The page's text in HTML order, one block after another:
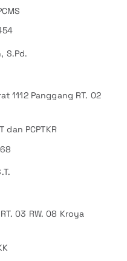
S.Pd.
Panggang RT. 02
dan PCPTKR
RW. 08 Kroya